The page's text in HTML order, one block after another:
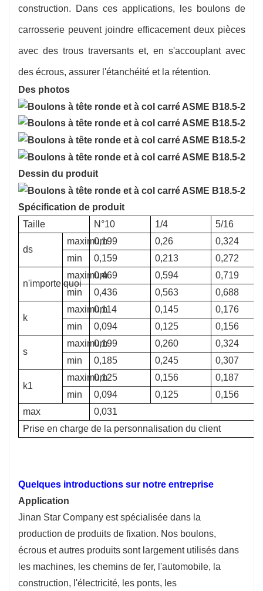
construction. Dans ces applications, les boulons de
carrosserie peuvent joindre efficacement deux pièces
avec des trous traversants et, en s'accouplant avec
des écrous, assurer l'étanchéité et la rétention.
Des photos
Dessin du produit
Spécification de produit
Taille
N°10 1/4 5/16
ds
maximum
0,199 0,26
0,324
min
0,159 0,213 0,272
n'importe quoi
maximum
0,469 0,594
0,719
min
0,436 0,563 0,688
k
maximum
0,114 0,145
0,176
min
0,094 0,125 0,156
s
maximum
0,199 0,260
0,324
min
0,185 0,245 0,307
k1
maximum
0,125 0,156
0,187
min
0,094 0,125
0,156
max
0,031
Prise en charge de la personnalisation du client
Quelques introductions sur notre entreprise
Application
Jinan Star Company est spécialisée dans la
production de produits de fixation. Nos boulons,
écrous et autres produits sont largement utilisés dans
les machines, les chemins de fer, l'automobile, la
construction, l'électricité, les ponts, les